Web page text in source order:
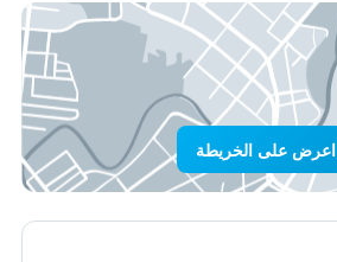
اعرض على الخريطة